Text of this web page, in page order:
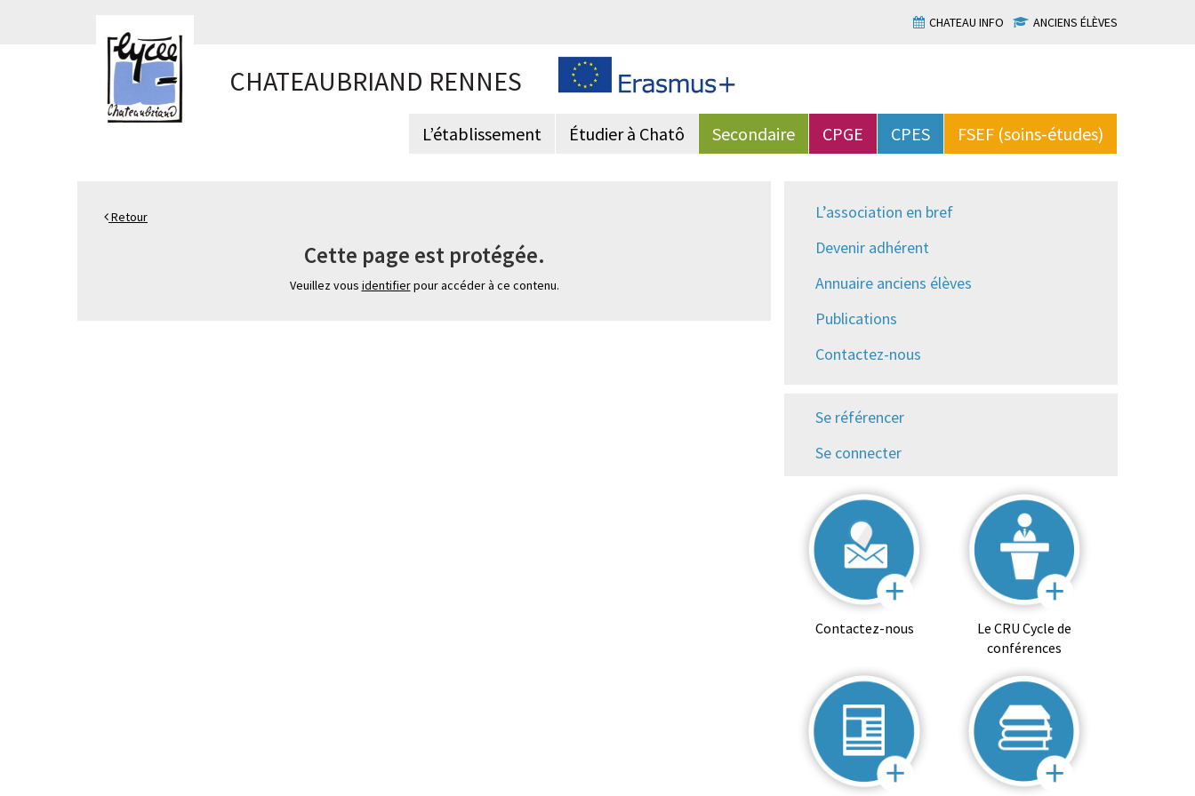
CHATEAU INFO ANCIENS ÉLÈVES
CHATEAUBRIAND RENNES
L’établissement Étudier à Chatô Secondaire CPGE CPES FSEF (soins-études)
Retour
Cette page est protégée.
Veuillez vous identifierpour accéder à ce contenu.
L’association en bref
Devenir adhérent
Annuaire anciens élèves
Publications
Contactez-nous
Se référencer
Se connecter
Contactez-nous
Le CRU Cycle de
conférences